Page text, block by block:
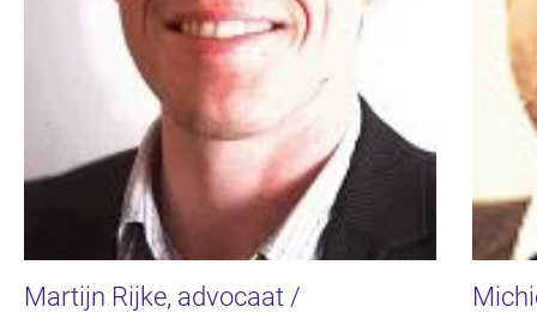
Martijn Rijke, advocaat /